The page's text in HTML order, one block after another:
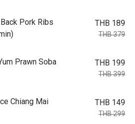
Pork Ribs
THB 189
THB 379
Prawn Soba
THB 199
THB 399
Chiang Mai
THB 149
THB 299